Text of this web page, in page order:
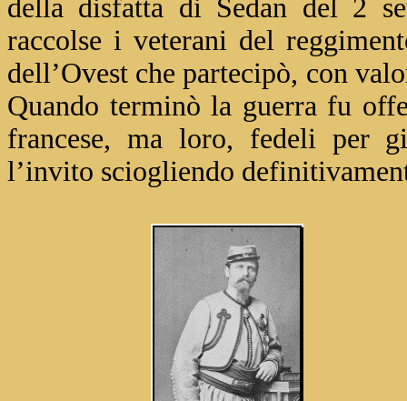
della disfatta di Sedan del 2
raccolse i veterani del
dell’Ovest che partecipò, con
Quando terminò la guerra fu
francese, ma loro, fedeli per
l’invito sciogliendo